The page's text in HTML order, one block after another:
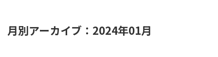
月別アーカイブ：2024年01月